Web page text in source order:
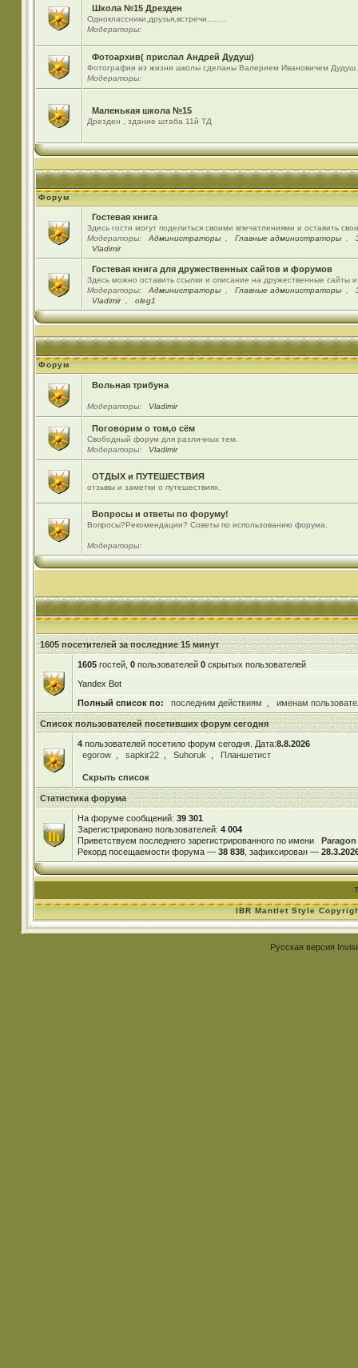
Школа №15 Дрезден
Одноклассники,друзья,встречи........
Модераторы:
Фотоархив( прислал Андрей Дудуш)
Фотографии из жизни школы сделаны Валерием Ивановичем Дудуш.
Модераторы:
Маленькая школа №15
Дрезден , здание штаба 11й ТД
Форум
Гостевая книга
Здесь гости могут поделиться своими впечатлениями и оставить
Модераторы:
Администраторы Главные администраторы
Vladimir
Гостевая книга для дружественных сайтов и форумов
Здесь можно оставить ссылки и описание на дружественные сайты
Модераторы:
Администраторы Главные администраторы
Vladimir
oleg1
Форум
Вольная трибуна
Модераторы: Vladimir
Поговорим о том,о сём
Свободный форум для различных тем.
Модераторы:
Vladimir
ОТДЫХ и ПУТЕШЕСТВИЯ
отзывы и заметки о путешествиях.
Вопросы и ответы по форуму!
Вопросы?Рекомендации? Советы по использованию форума.
Модераторы:
1605 посетителей за последние 15 минут
1605гостей, 0пользователей 0скрытых пользователей
Yandex Bot
Полный список по:
последним действиям именам
Список пользователей посетивших форум сегодня
4пользователей посетило форум сегодня. Дата:8.8.2026
egorow
sapkir22 Suhoruk Планшетист
Скрыть список
Статистика форума
На форуме сообщений: 39 301
Зарегистрировано пользователей: 4 004
Приветствуем последнего зарегистрированного по имени
Paragon
Рекорд посещаемости форума — 38 838, зафиксирован —
IBR Mantlet Style
Русская версия